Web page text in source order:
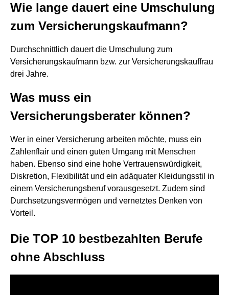
Wie lange dauert eine Umschulung
zum Versicherungskaufmann?
Durchschnittlich dauert die Umschulung zum
Versicherungskaufmann bzw. zur Versicherungskauffrau
drei Jahre.
Was muss ein
Versicherungsberater können?
Wer in einer Versicherung arbeiten möchte, muss ein
Zahlenflair und einen guten Umgang mit Menschen
haben. Ebenso sind eine hohe Vertrauenswürdigkeit,
Diskretion, Flexibilität und ein adäquater Kleidungsstil in
einem Versicherungsberuf vorausgesetzt. Zudem sind
Durchsetzungsvermögen und vernetztes Denken von
Vorteil.
Die TOP 10 bestbezahlten Berufe
ohne Abschluss